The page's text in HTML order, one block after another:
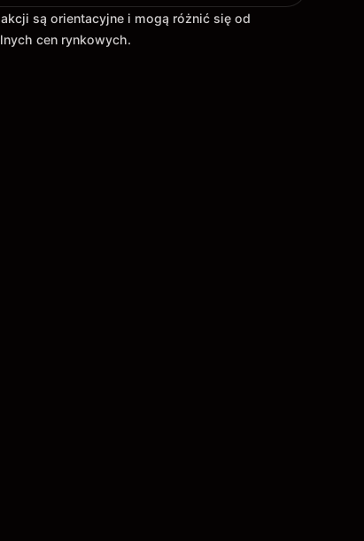
są orientacyjne i mogą różnić się od
cen rynkowych.